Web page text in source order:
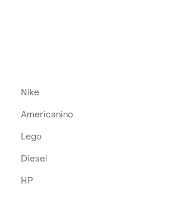
Nike
Americanino
Lego
Diesel
HP